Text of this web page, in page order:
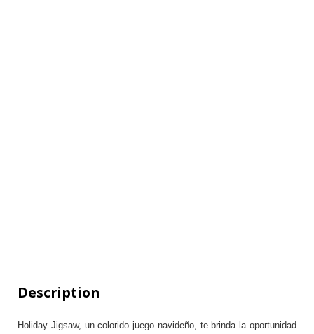
Description
Holiday Jigsaw, un colorido juego navideño, te brinda la oportunidad